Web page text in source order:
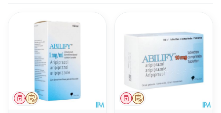
Op voorschrift
Geneesmiddel Op voorschrift
Geneesmiddel